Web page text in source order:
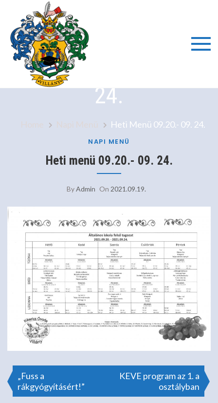
content
Villányi
Iskola
Iskola
Heti Menü 09.20.- 09.
24.
Heti Menü 09.20.- 09. 24.
NAPI MENÜ
Heti menü 09.20.- 09. 24.
ByAdmin On 2021.09.19.
Bejegyzés
„Fuss a
rákgyógyításért!”
KEVE program az 1. a
osztályban